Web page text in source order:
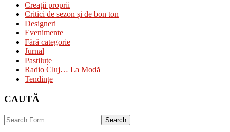
Creații proprii
Critici de sezon și de bon ton
Designeri
Evenimente
Fără categorie
Jurnal
Pastiluțe
Radio Cluj… La Modă
Tendințe
CAUTĂ
Search